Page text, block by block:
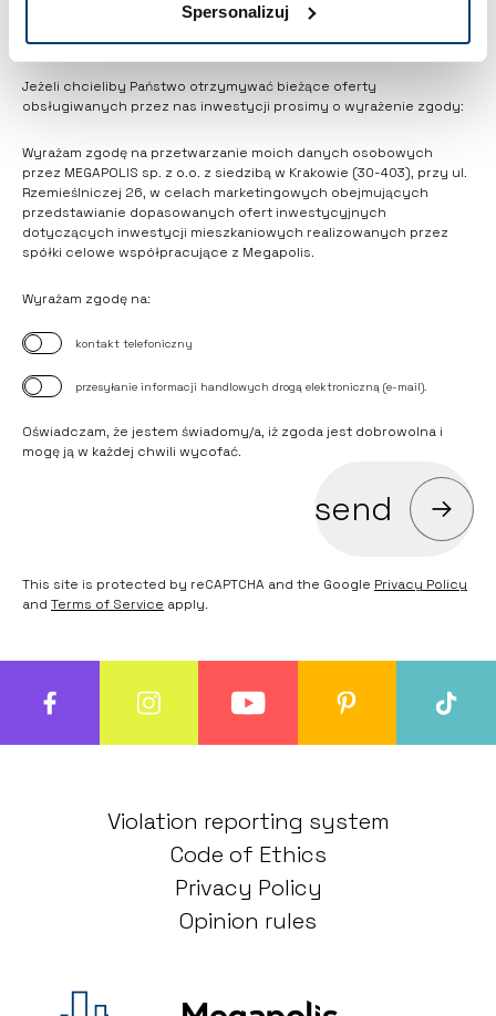
Spersonalizuj
* Zapoznałem się zklauzulą informacyjną RODO.
Jeżeli chcieliby Państwo otrzymywać bieżące oferty
obsługiwanych przez nas inwestycji prosimy o wyrażenie zgody:
Wyrażam zgodę na przetwarzanie moich danych osobowych
przez MEGAPOLIS sp. z o.o. z siedzibą w Krakowie (30-403), przy ul.
Rzemieślniczej 26, w celach marketingowych obejmujących
przedstawianie dopasowanych ofert inwestycyjnych
dotyczących inwestycji mieszkaniowych realizowanych przez
spółki celowe współpracujące z Megapolis.
Wyrażam zgodę na:
kontakt telefoniczny
przesyłanie informacji handlowych drogą elektroniczną (e-mail).
Oświadczam, że jestem świadomy/a, iż zgoda jest dobrowolna i
mogę ją w każdej chwili wycofać.
send
This site is protected by reCAPTCHA and the Google Privacy Policy
and Terms of Service apply.
Violation reporting system
Code of Ethics
Privacy Policy
Opinion rules